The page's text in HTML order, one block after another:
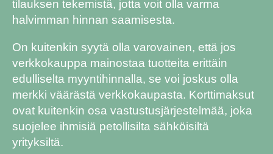
tilauksen tekemistä, jotta voit olla varma
halvimman hinnan saamisesta.
On kuitenkin syytä olla varovainen, että jos
verkkokauppa mainostaa tuotteita erittäin
edulliselta myyntihinnalla, se voi joskus olla
merkki väärästä verkkokaupasta. Korttimaksut
ovat kuitenkin osa vastustusjärjestelmää, joka
suojelee ihmisiä petollisilta sähköisiltä
yrityksiltä.